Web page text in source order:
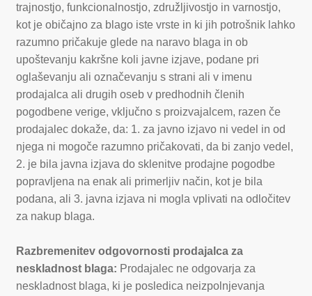
trajnostjo, funkcionalnostjo, združljivostjo in varnostjo,
kot je običajno za blago iste vrste in ki jih potrošnik lahko
razumno pričakuje glede na naravo blaga in ob
upoštevanju kakršne koli javne izjave, podane pri
oglaševanju ali označevanju s strani ali v imenu
prodajalca ali drugih oseb v predhodnih členih
pogodbene verige, vključno s proizvajalcem, razen če
prodajalec dokaže, da: 1. za javno izjavo ni vedel in od
njega ni mogoče razumno pričakovati, da bi zanjo vedel,
2. je bila javna izjava do sklenitve prodajne pogodbe
popravljena na enak ali primerljiv način, kot je bila
podana, ali 3. javna izjava ni mogla vplivati na odločitev
za nakup blaga.
Razbremenitev odgovornosti prodajalca za
neskladnost blaga: Prodajalec ne odgovarja za
neskladnost blaga, ki je posledica neizpolnjevanja